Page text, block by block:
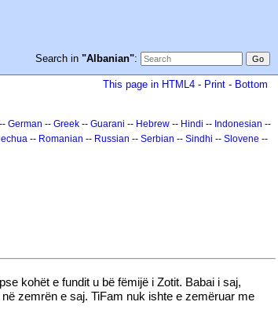
Search in "Albanian":
This page in HTML4 - Print - Bottom
-- German -- Greek -- Guarani -- Hebrew -- Hindi -- Indonesian --
-- Romanian -- Russian -- Serbian -- Sindhi -- Slovene --
kohët e fundit u bë fëmijë i Zotit. Babai i saj,
zemrën e saj. TiFam nuk ishte e zemëruar me